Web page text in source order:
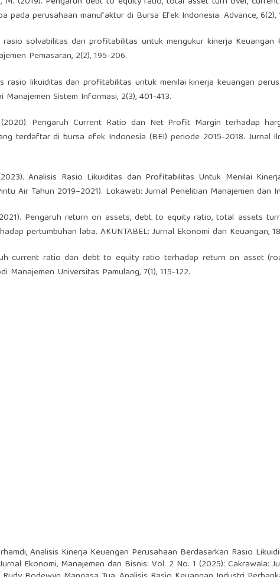
pada perusahaan manufaktur di Bursa Efek Indonesia. Advance, 6(2),
rasio solvabilitas dan profitabilitas untuk mengukur kinerja Keuangan
Pemasaran, 2(2), 195-206.
rasio likuiditas dan profitabilitas untuk menilai kinerja keuangan
Manajemen Sistem Informasi, 2(3), 401-413.
Pengaruh Current Ratio dan Net Profit Margin terhadap
terdaftar di bursa efek Indonesia (BEI) periode 2015-2018. Jurnal
Analisis Rasio Likuiditas dan Profitabilitas Untuk Menilai
Air Tahun 2019–2021). Lokawati: Jurnal Penelitian Manajemen dan
Pengaruh return on assets, debt to equity ratio, total assets
pertumbuhan laba. AKUNTABEL: Jurnal Ekonomi dan Keuangan,
current ratio dan debt to equity ratio terhadap return on asset
Manajemen Universitas Pamulang, 7(1), 115-122.
Analisis Kinerja Keuangan Perusahaan Berdasarkan Rasio
Ekonomi, Manajemen dan Bisnis: Vol. 2 No. 1 (2025): Cakrawala: